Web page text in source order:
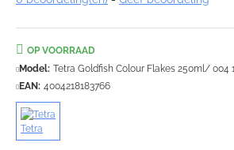
OP VOORRAAD
Model: Tetra Goldfish Colour Flakes 250ml/ 004
EAN: 4004218183766
Tetra